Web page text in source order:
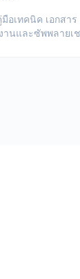
มือเทคนิค เอกสา
านและซัพพลายเ